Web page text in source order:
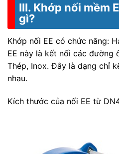
III. Khớp nối mềm
gì?
Khớp nối EE có chức năng:
EE này là kết nối các đường
Thép, Inox. Đây là dạng chỉ
nhau.
Kích thước của nối EE từ